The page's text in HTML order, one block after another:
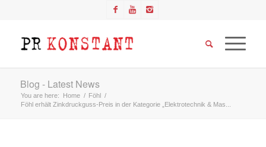
Blog - Latest News
You are here: Home / Föhl /
Föhl erhält Zinkdruckguss-Preis in der Kategorie „Elektrotechnik & Mas...